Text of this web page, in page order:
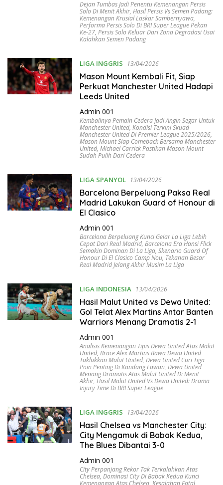
Dejan Tumbas Jadi Penentu Kemenangan Persis
Solo Di Menit Akhir, Hasil Persis Vs Semen Padang:
Kemenangan Krusial Laskar Sambernyawa,
Performa Persis Solo Di BRI Super League Pekan
Ke-27, Persis Solo Keluar Dari Zona Degradasi Usai
Kalahkan Semen Padang
LIGA INGGRIS 13/04/2026
Mason Mount Kembali Fit, Siap
Perkuat Manchester United Hadapi
Leeds United
Admin 001
Kembalinya Pemain Cedera Jadi Angin Segar Untuk
Manchester United, Kondisi Terkini Skuad
Manchester United Di Premier League 2025/2026,
Mason Mount Siap Comeback Bersama Manchester
United, Michael Carrick Pastikan Mason Mount
Sudah Pulih Dari Cedera
LIGA SPANYOL 13/04/2026
Barcelona Berpeluang Paksa Real
Madrid Lakukan Guard of Honour di
El Clasico
Admin 001
Barcelona Berpeluang Kunci Gelar La Liga Lebih
Cepat Dari Real Madrid, Barcelona Era Hansi Flick
Semakin Dominan Di La Liga, Skenario Guard Of
Honour Di El Clasico Camp Nou, Tekanan Besar
Real Madrid Jelang Akhir Musim La Liga
LIGA INDONESIA 13/04/2026
Hasil Malut United vs Dewa United:
Gol Telat Alex Martins Antar Banten
Warriors Menang Dramatis 2-1
Admin 001
Analisis Kemenangan Tipis Dewa United Atas Malut
United, Brace Alex Martins Bawa Dewa United
Taklukkan Malut United, Dewa United Curi Tiga
Poin Penting Di Kandang Lawan, Dewa United
Menang Dramatis Atas Malut United Di Menit
Akhir, Hasil Malut United Vs Dewa United: Drama
Injury Time Di BRI Super League
LIGA INGGRIS 13/04/2026
Hasil Chelsea vs Manchester City:
City Mengamuk di Babak Kedua,
The Blues Dibantai 3-0
Admin 001
City Perpanjang Rekor Tak Terkalahkan Atas
Chelsea, Dominasi City Di Babak Kedua Kunci
Kemenangan Atas Chelsea, Kesalahan Fatal